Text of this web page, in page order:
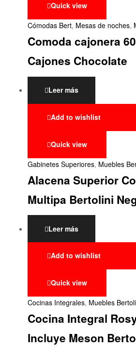
Quick view
Cómodas Bert, Mesas de noches,
Comoda cajonera
Cajones Chocolate
Leer más
Add to wishlist
Quick view
Gabinetes Superiores, Muebles
Alacena Superior
Multipa Bertolini
Leer más
Add to wishlist
Quick view
Cocinas Integrales, Muebles
Cocina Integral
Incluye Meson